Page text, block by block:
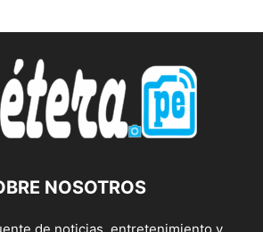
NOSOTROS
de noticias, entretenimiento y